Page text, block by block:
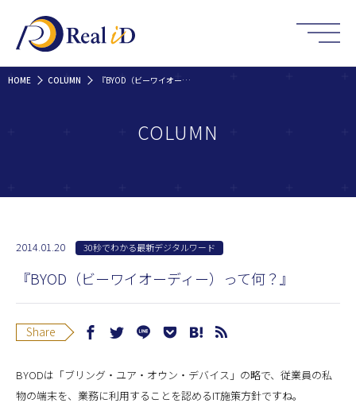
HOME COLUMN 『BYOD（ビーワイオーディー）って何？』
COLUMN
2014.01.20 30秒でわかる最新デジタルワード
『BYOD（ビーワイオーディー）って何？』
Share
BYODは「ブリング・ユア・オウン・デバイス」の略で、従業員の私
物の端末を、業務に利用することを認めるIT施策方針ですね。